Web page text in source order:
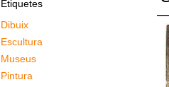
Etiquetes
Dibuix
Escultura
Museus
Pintura